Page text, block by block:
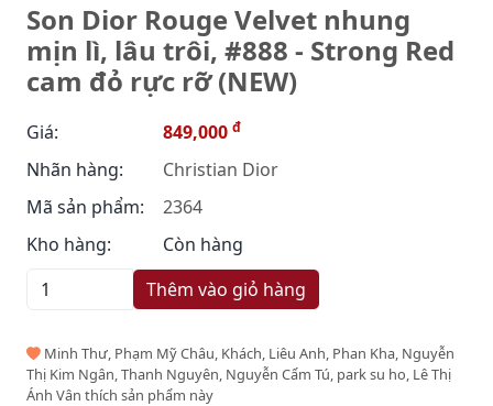
Son Dior Rouge Velvet nhung
mịn lì, lâu trôi, #888 - Strong Red
cam đỏ rực rỡ (NEW)
Giá: 849,000 đ
Nhãn hàng:
Christian Dior
Mã sản phẩm:
2364
Kho hàng:
Còn hàng
Thêm vào giỏ hàng
Minh Thư, Phạm Mỹ Châu, Khách, Liêu Anh, Phan Kha, Nguyễn
Thị Kim Ngân, Thanh Nguyên, Nguyễn Cẩm Tú, park su ho, Lê Thị
Ánh Vân thích sản phẩm này